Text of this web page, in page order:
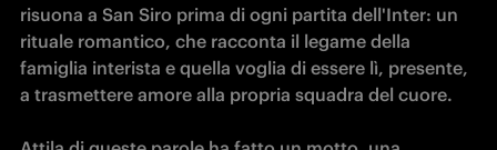
risuona a San Siro prima di ogni partita dell'Inter: un
rituale romantico, che racconta il legame della
famiglia interista e quella voglia di essere lì, presente,
a trasmettere amore alla propria squadra del cuore.